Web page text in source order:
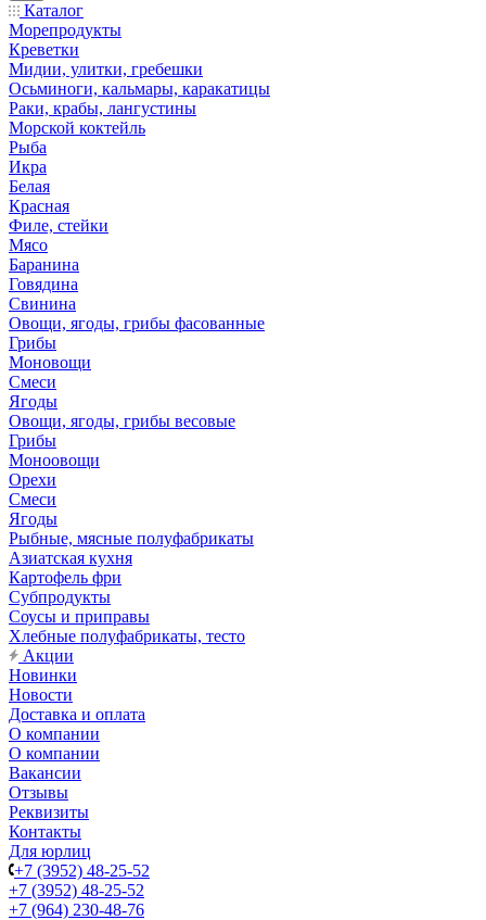
Каталог
Морепродукты
Креветки
Мидии, улитки, гребешки
Осьминоги, кальмары, каракатицы
Раки, крабы, лангустины
Морской коктейль
Рыба
Икра
Белая
Красная
Филе, стейки
Мясо
Баранина
Говядина
Свинина
Овощи, ягоды, грибы фасованные
Грибы
Моновощи
Смеси
Ягоды
Овощи, ягоды, грибы весовые
Грибы
Моноовощи
Орехи
Смеси
Ягоды
Рыбные, мясные полуфабрикаты
Азиатская кухня
Картофель фри
Субпродукты
Соусы и приправы
Хлебные полуфабрикаты, тесто
Акции
Новинки
Новости
Доставка и оплата
О компании
О компании
Вакансии
Отзывы
Реквизиты
Контакты
Для юрлиц
+7 (3952) 48-25-52
+7 (3952) 48-25-52
+7 (964) 230-48-76